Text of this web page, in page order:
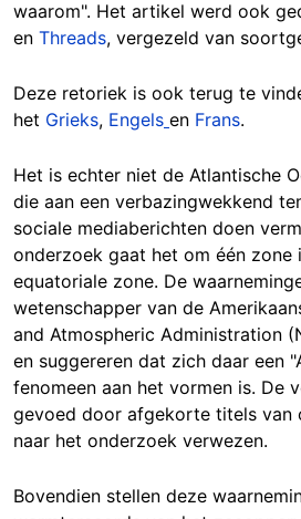
waarom". Het artikel werd ook
en Threads, vergezeld van
Deze retoriek is ook terug te
het Grieks, Engels en Frans.
Het is echter niet de Atlantische
die aan een verbazingwekkend
sociale mediaberichten doen
onderzoek gaat het om één zone
equatoriale zone. De
wetenschapper van de
and Atmospheric Administration
en suggereren dat zich daar een
fenomeen aan het vormen is. De
gevoed door afgekorte titels van
naar het onderzoek verwezen.
Bovendien stellen deze